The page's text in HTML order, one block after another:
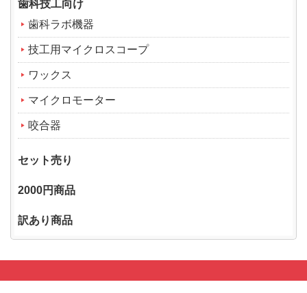
歯科技工向け
歯科ラボ機器
技工用マイクロスコープ
ワックス
マイクロモーター
咬合器
セット売り
2000円商品
訳あり商品